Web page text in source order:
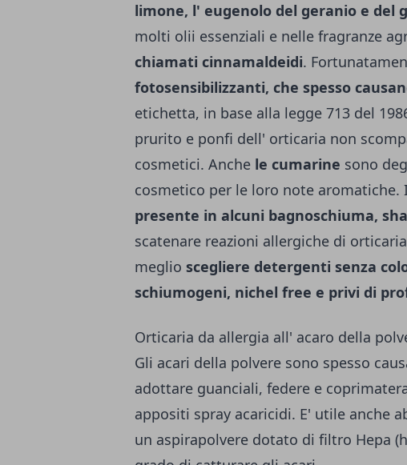
limone, l' eugenolo del geranio e del
molti olii essenziali e nelle fragranze
chiamati cinnamaldeidi.
fotosensibilizzanti, che spesso
etichetta, in base alla legge 713 del
prurito e ponfi dell' orticaria non
cosmetici. Anche le cumarine sono
cosmetico per le loro note aromatiche.
presente in alcuni bagnoschiuma,
scatenare reazioni allergiche di
meglio scegliere detergenti senza
schiumogeni, nichel free e privi di
Orticaria da allergia all' acaro della
Gli acari della polvere sono spesso
adottare guanciali, federe e
appositi spray acaricidi. E' utile anche
un aspirapolvere dotato di filtro Hepa